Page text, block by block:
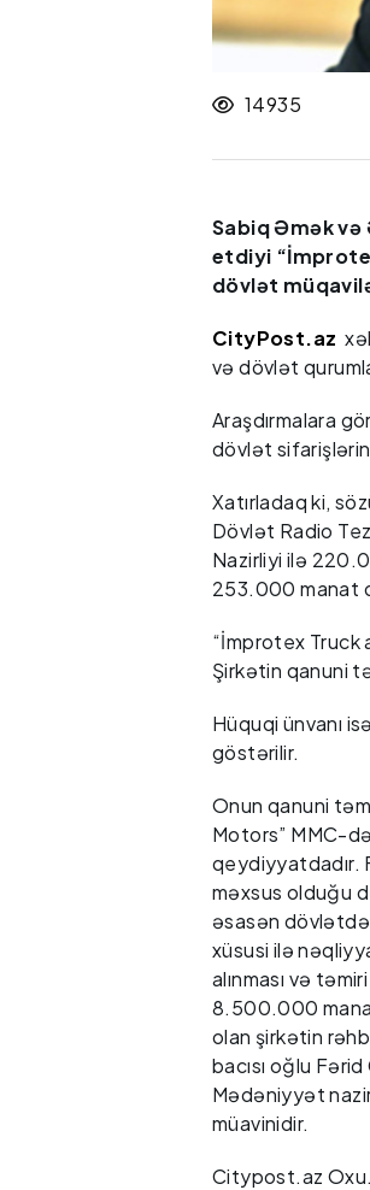
14935
Sabiq Əmək
etdiyi
dövlət
CityPost.az
və dövlət
Araşdırmalara
dövlət
Xatırladaq ki,
Dövlət Radio
Nazirliyi ilə
253.000 manat
“İmprotex Truck
Şirkətin qanuni
Hüquqi ünvanı
göstərilir.
Onun qanuni
Motors” MMC-
qeydiyyatdadır.
məxsus olduğu
əsasən
xüsusi ilə
alınması və
8.500.000
olan şirkətin
bacısı oğlu
Mədəniyyət
müavinidir.
Citypost.az